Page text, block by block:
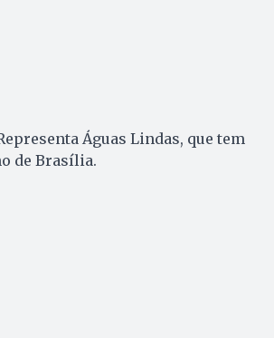
Águas Lindas, que tem
de Brasília.